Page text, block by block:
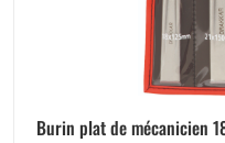
Burin plat de mécanicien